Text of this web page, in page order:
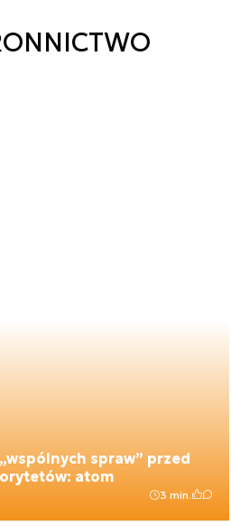
spraw” przed
atom
3 min.